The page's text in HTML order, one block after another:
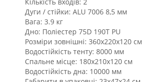
Дуги / стійки: ALU 7006 8,5 мм
Вага: 3.9 кг
Дно: Поліестер 75D 190T PU
Розміри зовнішні: 360х220х120 см
Водостійкість тенту: 8000 мм
Спальне місце: 180х210х120 см
Водостійкість дна: 10000 мм